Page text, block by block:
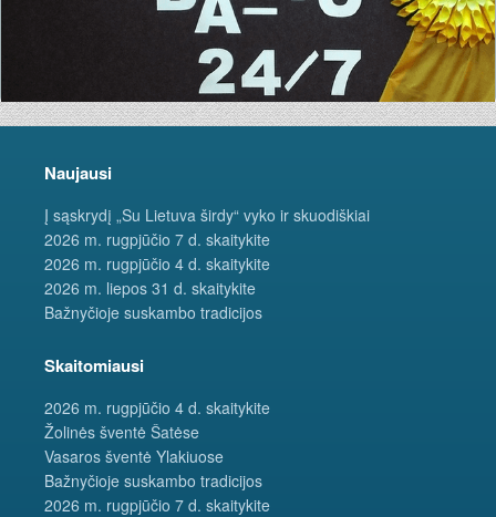
Naujausi
Į sąskrydį „Su Lietuva širdy“ vyko ir skuodiškiai
2026 m. rugpjūčio 7 d. skaitykite
2026 m. rugpjūčio 4 d. skaitykite
2026 m. liepos 31 d. skaitykite
Bažnyčioje suskambo tradicijos
Skaitomiausi
2026 m. rugpjūčio 4 d. skaitykite
Žolinės šventė Šatėse
Vasaros šventė Ylakiuose
Bažnyčioje suskambo tradicijos
2026 m. rugpjūčio 7 d. skaitykite